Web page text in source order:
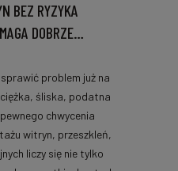
BEZ RYZYKA
DOBRZE
problem już na
śliska, podatna
chwycenia
witryn, przeszkleń,
liczy się nie tylko